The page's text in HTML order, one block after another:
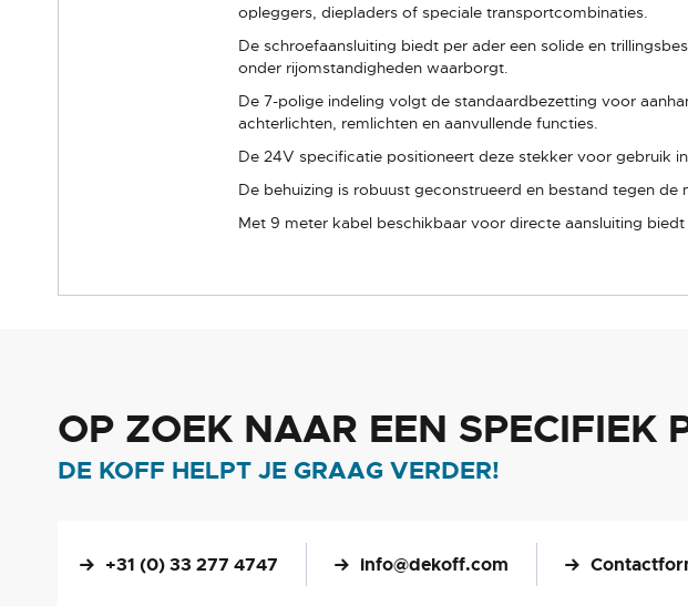
opleggers, diepladers of speciale transportcombinaties.
De schroefaansluiting biedt per ader een solide en
onder rijomstandigheden waarborgt.
De 7-polige indeling volgt de standaardbezetting voor
achterlichten, remlichten en aanvullende functies.
De 24V specificatie positioneert deze stekker voor gebruik
De behuizing is robuust geconstrueerd en bestand tegen
Met 9 meter kabel beschikbaar voor directe aansluiting
OP ZOEK NAAR EEN SPECIFIEK
DE KOFF HELPT JE GRAAG VERDER!
+31 (0) 33 277 4747 info@dekoff.com